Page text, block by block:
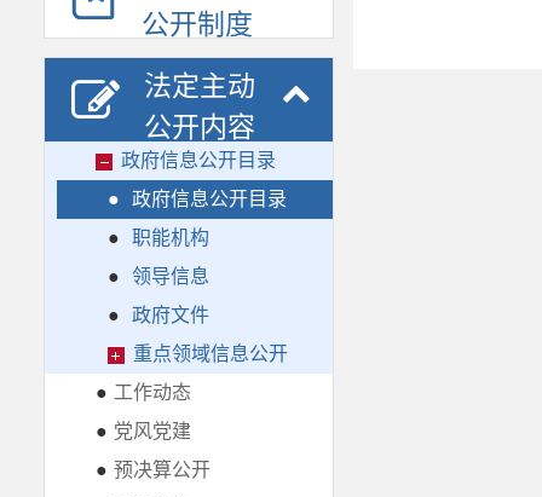
公开制度
法定主动
公开内容
政府信息公开目录
●
政府信息公开目录
●
职能机构
●
领导信息
●
政府文件
重点领域信息公开
● 工作动态
● 党风党建
● 预决算公开